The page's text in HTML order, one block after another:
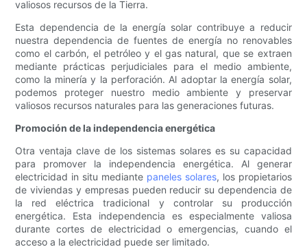
valiosos recursos de la Tierra.
Esta dependencia de la energía solar contribuye a reducir
nuestra dependencia de fuentes de energía no renovables
como el carbón, el petróleo y el gas natural, que se extraen
mediante prácticas perjudiciales para el medio ambiente,
como la minería y la perforación. Al adoptar la energía solar,
podemos proteger nuestro medio ambiente y preservar
valiosos recursos naturales para las generaciones futuras.
Promoción de la independencia energética
Otra ventaja clave de los sistemas solares es su capacidad
para promover la independencia energética. Al generar
electricidad in situ mediante paneles solares, los propietarios
de viviendas y empresas pueden reducir su dependencia de
la red eléctrica tradicional y controlar su producción
energética. Esta independencia es especialmente valiosa
durante cortes de electricidad o emergencias, cuando el
acceso a la electricidad puede ser limitado.